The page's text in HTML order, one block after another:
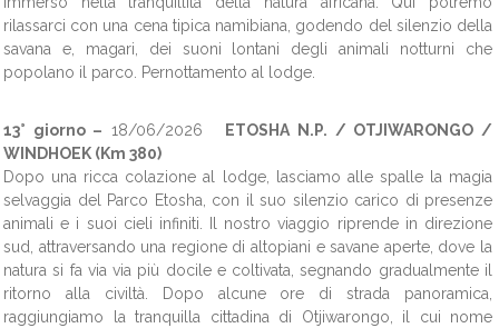
rilassarci con una cena tipica namibiana, godendo del silenzio della
savana e, magari, dei suoni lontani degli animali notturni che
popolano il parco. Pernottamento al lodge.
13° giorno – 18/06/2026 ETOSHA N.P. / OTJIWARONGO /
WINDHOEK (Km 380)
Dopo una ricca colazione al lodge, lasciamo alle spalle la magia
selvaggia del Parco Etosha, con il suo silenzio carico di presenze
animali e i suoi cieli infiniti. Il nostro viaggio riprende in direzione
sud, attraversando una regione di altopiani e savane aperte, dove la
natura si fa via via più docile e coltivata, segnando gradualmente il
ritorno alla civiltà. Dopo alcune ore di strada panoramica,
raggiungiamo la tranquilla cittadina di Otjiwarongo, il cui nome